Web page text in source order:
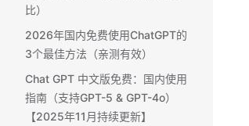
比）
2026年国内免费使用ChatGPT的
3个最佳方法（亲测有效）
Chat GPT 中文版免费：国内使用
指南（支持GPT-5 & GPT-4o）
【2025年11月持续更新】